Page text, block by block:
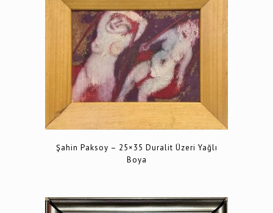
Şahin Paksoy – 25×35 Duralit Üzeri Yağlı
Boya